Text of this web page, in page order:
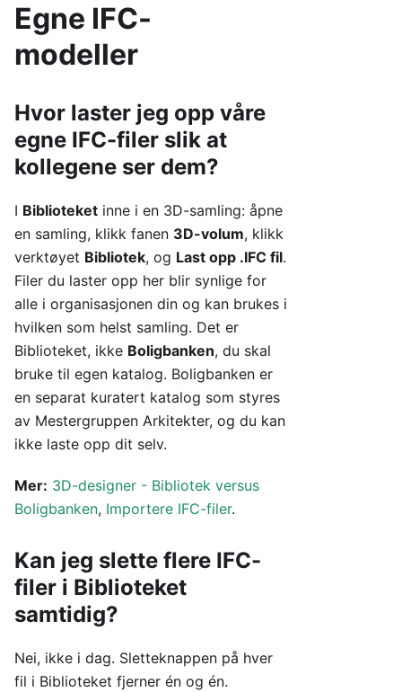
Egne IFC-
modeller
Hvor laster jeg opp våre
egne IFC-filer slik at
kollegene ser dem?
I Biblioteket inne i en 3D-samling: åpne
en samling, klikk fanen 3D-volum, klikk
verktøyet Bibliotek, og Last opp .IFC fil.
Filer du laster opp her blir synlige for
alle i organisasjonen din og kan brukes i
hvilken som helst samling. Det er
Biblioteket, ikke Boligbanken, du skal
bruke til egen katalog. Boligbanken er
en separat kuratert katalog som styres
av Mestergruppen Arkitekter, og du kan
ikke laste opp dit selv.
Mer: 3D-designer - Bibliotek versus
Boligbanken, Importere IFC-filer.
Kan jeg slette flere IFC-
filer i Biblioteket
samtidig?
Nei, ikke i dag. Sletteknappen på hver
fil i Biblioteket fjerner én og én.